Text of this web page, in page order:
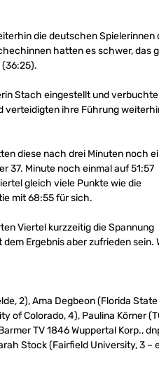
die deutschen Spielerinnen
hatten es schwer, das
Stach eingestellt und
verteidigten ihre Führung
diese nach drei Minuten noch
37. Minute noch einmal auf 51:57
gleich viele Punkte wie die
mit 68:55 für sich.
Viertel kurzzeitig die Spannung
Ergebnis aber zufrieden sein.
2), Ama Degbeon (Florida State
of Colorado, 4), Paulina Körner
TV 1846 Wuppertal Korp.,
Stock (Fairfield University, 3 –